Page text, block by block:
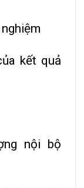
kết quả
nội bộ